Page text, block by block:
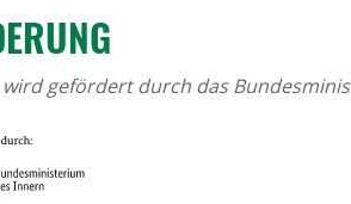
gefördert durch das